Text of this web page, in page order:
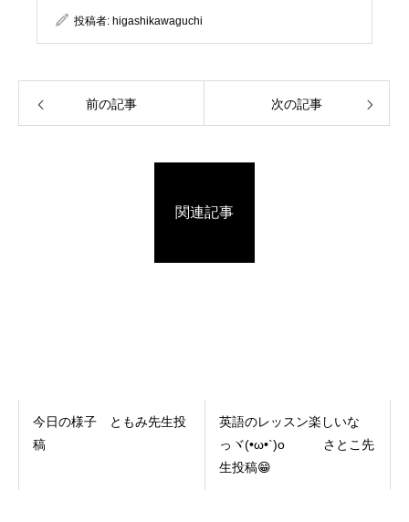
投稿者: higashikawaguchi
前の記事 次の記事
関連記事
今日の様子 ともみ先生投
稿
英語のレッスン楽しいな
っヾ(•ω•`)o さとこ先
生投稿😁